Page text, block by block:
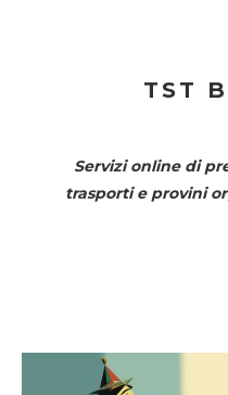
TST
Servizi online di
trasporti e provini